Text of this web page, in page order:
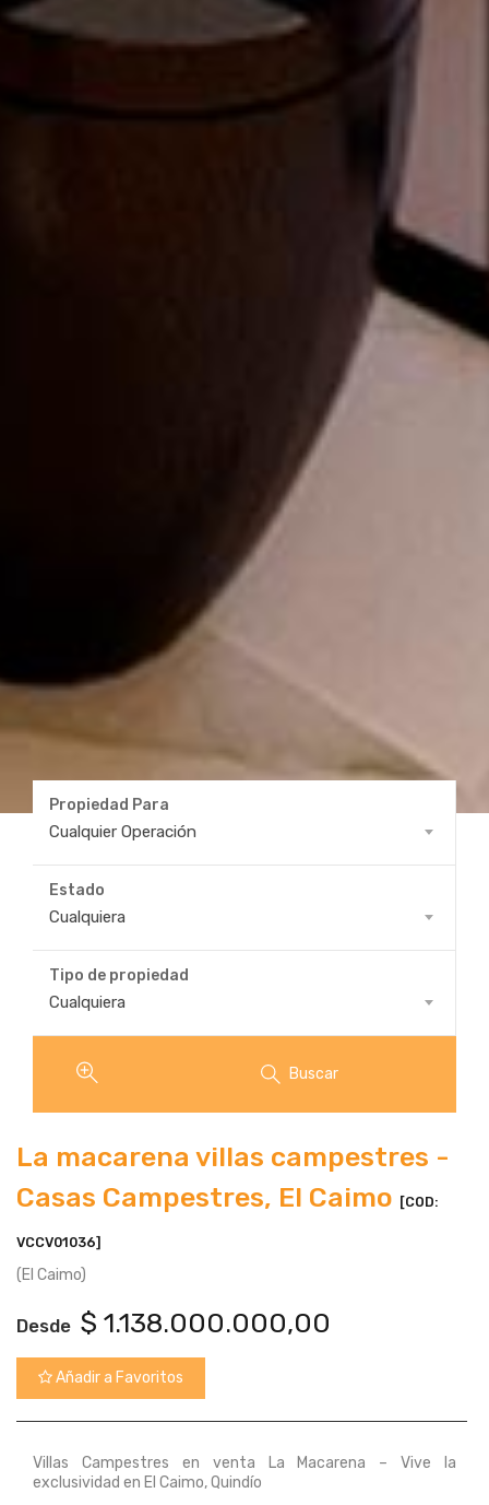
Propiedad Para
Cualquier Operación
Propiedad
Para
Estado
Cualquiera
Estado
Tipo de propiedad
Cualquiera
Tipo
propiedad
Buscar
La macarena villas campestres -
Casas Campestres, El Caimo [COD:
VCCV01036]
(El Caimo)
Desde $ 1.138.000.000,00
Añadir a Favoritos
Villas Campestres en venta La Macarena – Vive la
exclusividad en El Caimo, Quindío